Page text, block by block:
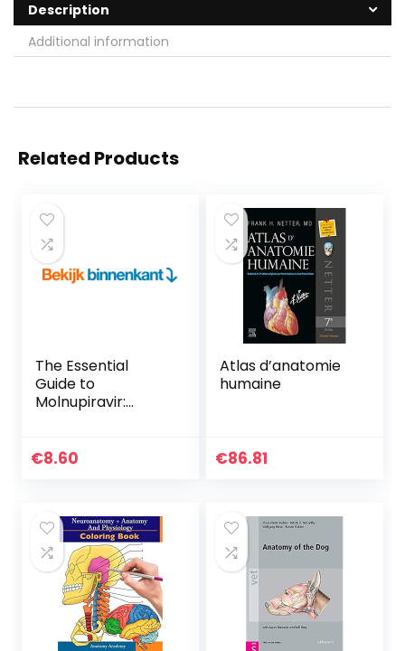
Description
Additional information
Related Products
The Essential
Guide to
Molnupiravir:
Interactions and
€8.60
Atlas d’anatomie
humaine
€86.81